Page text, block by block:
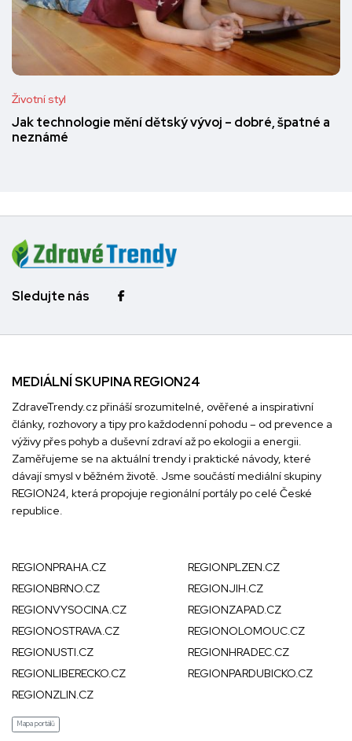
Životní styl
Jak technologie mění dětský vývoj – dobré, špatné a
neznámé
Sledujte nás
MEDIÁLNÍ SKUPINA REGION24
ZdraveTrendy.cz přináší srozumitelné, ověřené a inspirativní
články, rozhovory a tipy pro každodenní pohodu – od prevence a
výživy přes pohyb a duševní zdraví až po ekologii a energii.
Zaměřujeme se na aktuální trendy i praktické návody, které
dávají smysl v běžném životě. Jsme součástí mediální skupiny
REGION24, která propojuje regionální portály po celé České
republice.
REGIONPRAHA.CZ
REGIONPLZEN.CZ
REGIONBRNO.CZ
REGIONJIH.CZ
REGIONVYSOCINA.CZ
REGIONZAPAD.CZ
REGIONOSTRAVA.CZ
REGIONOLOMOUC.CZ
REGIONUSTI.CZ
REGIONHRADEC.CZ
REGIONLIBERECKO.CZ
REGIONPARDUBICKO.CZ
REGIONZLIN.CZ
Mapa portálů